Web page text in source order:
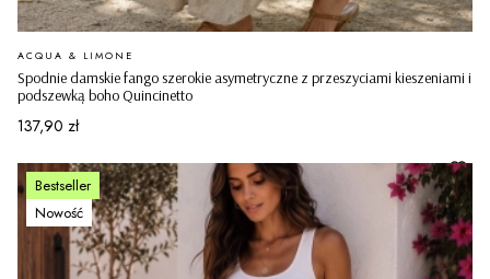
Spodnie damskie fango szerokie asymetryczne z przeszyciami kieszeniami i
podszewką boho Quincinetto
PRODUCENT
ACQUA & LIMONE
Cena
137,90 zł
Bestseller
Nowość